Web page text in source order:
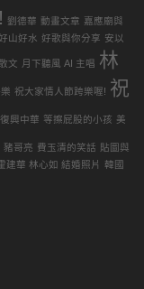
劉德華 動畫文章 嘉應廟與
山好水 好歌與你分享 安以
文 月下聽風 AI 主唱 林
祝大家情人節跨樂喔! 祝
興中華 等擦屁股的小孩 美
豬哥亮 費玉清的笑話 貼圖與
建華 林心如 結婚照片
韓國